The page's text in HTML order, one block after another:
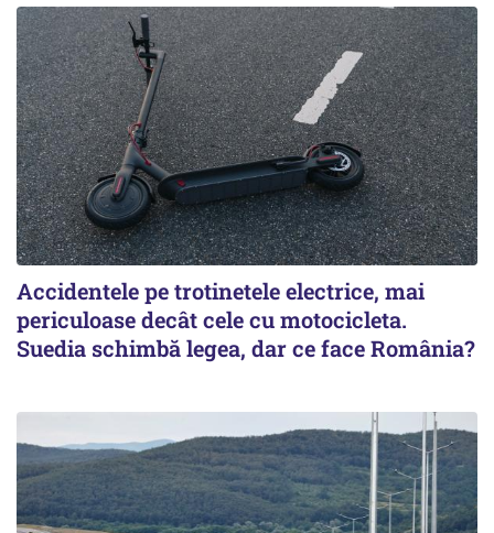
Accidentele pe trotinetele electrice, mai
periculoase decât cele cu motocicleta.
Suedia schimbă legea, dar ce face România?